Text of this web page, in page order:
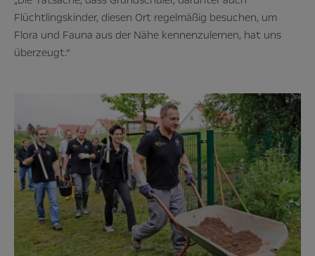
Flüchtlingskinder, diesen Ort regelmäßig besuchen, um
Flora und Fauna aus der Nähe kennenzulernen, hat uns
überzeugt.“